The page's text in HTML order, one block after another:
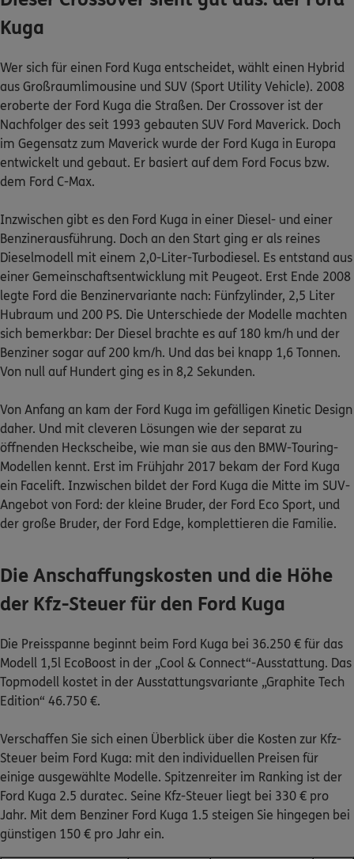
Schaden- oder Leistungsfall melden
Bequem online oder telefonisch.
Kontakt
Meine Versicherungen
Sehen Sie auf einen Blick Ihre Versicherungen bei ERGO,
dem ERGO Rechtsschutz und der DKV.
Zum Kundenportal
Schaden- oder Leistungsfall melden
Bequem online oder telefonisch.
ERGO Berater finden
Kuga
Wer sich für einen Ford Kuga entscheidet, wählt einen Hybrid
aus Großraumlimousine und SUV (Sport Utility Vehicle). 2008
eroberte der Ford Kuga die Straßen. Der Crossover ist der
Nachfolger des seit 1993 gebauten SUV Ford Maverick. Doch
im Gegensatz zum Maverick wurde der Ford Kuga in Europa
entwickelt und gebaut. Er basiert auf dem Ford Focus bzw.
dem Ford C-Max.
Inzwischen gibt es den Ford Kuga in einer Diesel- und einer
Benzinerausführung. Doch an den Start ging er als reines
Dieselmodell mit einem 2,0-Liter-Turbodiesel. Es entstand aus
einer Gemeinschaftsentwicklung mit Peugeot. Erst Ende 2008
legte Ford die Benzinervariante nach: Fünfzylinder, 2,5 Liter
Hubraum und 200 PS. Die Unterschiede der Modelle machten
sich bemerkbar: Der Diesel brachte es auf 180 km/h und der
Benziner sogar auf 200 km/h. Und das bei knapp 1,6 Tonnen.
Von null auf Hundert ging es in 8,2 Sekunden.
Von Anfang an kam der Ford Kuga im gefälligen Kinetic Design
daher. Und mit cleveren Lösungen wie der separat zu
öffnenden Heckscheibe, wie man sie aus den BMW-Touring-
Modellen kennt. Erst im Frühjahr 2017 bekam der Ford Kuga
ein Facelift. Inzwischen bildet der Ford Kuga die Mitte im SUV-
Angebot von Ford: der kleine Bruder, der Ford Eco Sport, und
der große Bruder, der Ford Edge, komplettieren die Familie.
Die Anschaffungskosten und die Höhe
der Kfz-Steuer für den Ford Kuga
Die Preisspanne beginnt beim Ford Kuga bei 36.250 € für das
Modell 1,5l EcoBoost in der „Cool & Connect“-Ausstattung. Das
Topmodell kostet in der Ausstattungsvariante „Graphite Tech
Edition“ 46.750 €.
Verschaffen Sie sich einen Überblick über die Kosten zur Kfz-
Steuer beim Ford Kuga: mit den individuellen Preisen für
einige ausgewählte Modelle. Spitzenreiter im Ranking ist der
Ford Kuga 2.5 duratec. Seine Kfz-Steuer liegt bei 330 € pro
Jahr. Mit dem Benziner Ford Kuga 1.5 steigen Sie hingegen bei
günstigen 150 € pro Jahr ein.